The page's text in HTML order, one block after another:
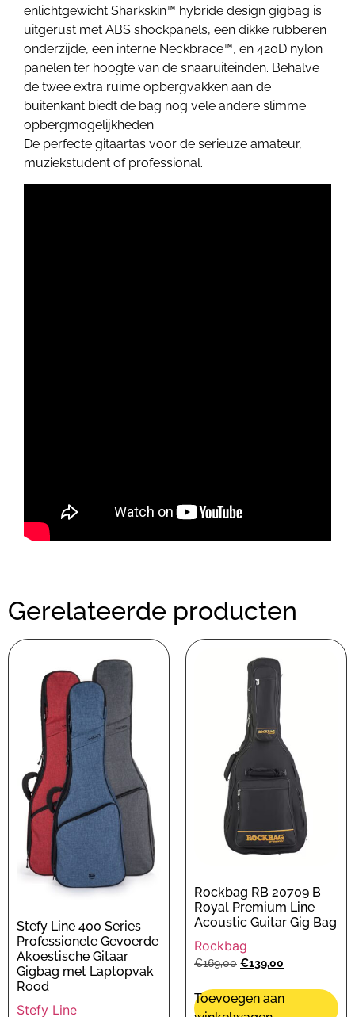
enlichtgewicht Sharkskin™ hybride design gigbag is
uitgerust met ABS shockpanels, een dikke rubberen
onderzijde, een interne Neckbrace™, en 420D nylon
panelen ter hoogte van de snaaruiteinden. Behalve
de twee extra ruime opbergvakken aan de
buitenkant biedt de bag nog vele andere slimme
opbergmogelijkheden.
De perfecte gitaartas voor de serieuze amateur,
muziekstudent of professional.
Gerelateerde producten
Stefy Line 400 Series
Professionele Gevoerde
Akoestische Gitaar
Gigbag met Laptopvak
Rood
Stefy Line
Rockbag RB 20709 B
Royal Premium Line
Acoustic Guitar Gig Bag
Rockbag
€169,00 €139,00
Toevoegen aan